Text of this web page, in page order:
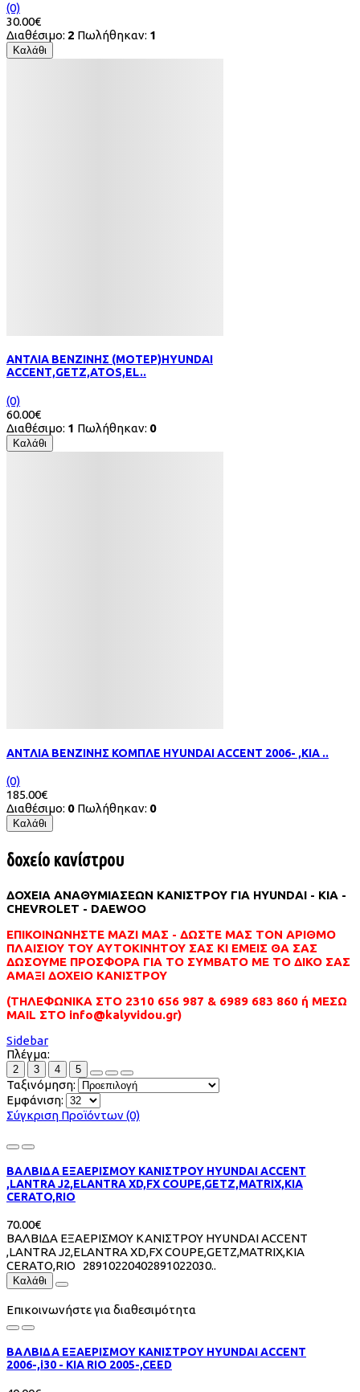
(0)
30.00€
Διαθέσιμο: 2 Πωλήθηκαν: 1
Καλάθι
ΑΝΤΛΙΑ ΒΕΝΖΙΝΗΣ (ΜΟΤΕΡ)HYUNDAI
ACCΕΝΤ,GETZ,ΑΤOS,EL..
(0)
60.00€
Διαθέσιμο: 1 Πωλήθηκαν: 0
Καλάθι
ΑΝΤΛΙΑ ΒΕΝΖΙΝΗΣ ΚΟΜΠΛΕ HYUNDAI ACCENT 2006- ,KIA ..
(0)
185.00€
Διαθέσιμο: 0 Πωλήθηκαν: 0
Καλάθι
δοχείο κανίστρου
ΔΟΧΕΙΑ ΑΝΑΘΥΜΙΑΣΕΩΝ ΚΑΝΙΣΤΡΟΥ ΓΙΑ HYUNDAI - KIA -
CHEVROLET - DAEWOO
ΕΠΙΚΟΙΝΩΝΗΣΤΕ ΜΑΖΙ ΜΑΣ - ΔΩΣΤΕ ΜΑΣ ΤΟΝ ΑΡΙΘΜΟ
ΠΛΑΙΣΙΟΥ ΤΟΥ ΑΥΤΟΚΙΝΗΤΟΥ ΣΑΣ ΚΙ ΕΜΕΙΣ ΘΑ ΣΑΣ
ΔΩΣΟΥΜΕ ΠΡΟΣΦΟΡΑ ΓΙΑ ΤΟ ΣΥΜΒΑΤΟ ΜΕ ΤΟ ΔΙΚΟ ΣΑΣ
ΑΜΑΞΙ ΔΟΧΕΙΟ ΚΑΝΙΣΤΡΟΥ
(ΤΗΛΕΦΩΝΙΚΑ ΣΤΟ 2310 656 987 & 6989 683 860 ή ΜΕΣΩ
MAIL ΣΤΟ info@kalyvidou.gr)
Sidebar
Πλέγμα:
2 3 4 5
Ταξινόμηση:
Εμφάνιση:
Σύγκριση Προϊόντων (0)
ΒΑΛΒΙΔΑ ΕΞΑΕΡΙΣΜΟΥ ΚΑΝΙΣΤΡΟΥ HYUNDAI ACCENT
,LANTRA J2,ELANTRA XD,FX COUPE,GETZ,MATRIX,KIA
CERATO,RIO
70.00€
ΒΑΛΒΙΔΑ ΕΞΑΕΡΙΣΜΟΥ ΚΑΝΙΣΤΡΟΥ HYUNDAI ACCENT
,LANTRA J2,ELANTRA XD,FX COUPE,GETZ,MATRIX,KIA
CERATO,RIO 28910220402891022030..
Καλάθι
Επικοινωνήστε για διαθεσιμότητα
ΒΑΛΒΙΔΑ ΕΞΑΕΡΙΣΜΟΥ ΚΑΝΙΣΤΡΟΥ HYUNDAI ACCENT
2006-,i30 - KIA RIO 2005-,CEED